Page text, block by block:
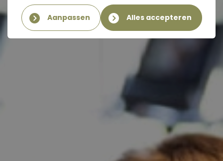
Aanpassen Alles accepteren